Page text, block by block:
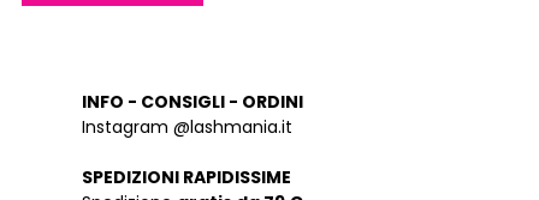
INFO - CONSIGLI - ORDINI
Instagram @lashmania.it
SPEDIZIONI RAPIDISSIME